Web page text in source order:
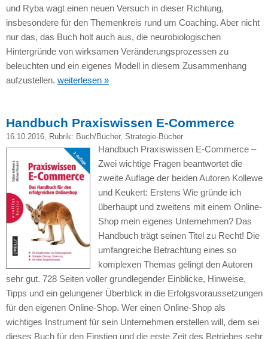
und Ryba wagt einen neuen Versuch in dieser Richtung,
insbesondere für den Themenkreis rund um Coaching. Aber nicht
nur das, das Buch holt auch aus, die neurobiologischen
Hintergründe von wirksamen Veränderungsprozessen zu
beleuchten und ein eigenes Modell in diesem Zusammenhang
aufzustellen. weiterlesen »
Handbuch Praxiswissen E-Commerce
16.10.2016, Rubrik: Buch/Bücher, Strategie-Bücher
Handbuch Praxiswissen E-Commerce –
Zwei wichtige Fragen beantwortet die
zweite Auflage der beiden Autoren Kollewe
und Keukert: Erstens Wie gründe ich
überhaupt und zweitens mit einem Online-
Shop mein eigenes Unternehmen? Das
Handbuch trägt seinen Titel zu Recht! Die
umfangreiche Betrachtung eines so
komplexen Themas gelingt den Autoren
sehr gut. 728 Seiten voller grundlegender Einblicke, Hinweise,
Tipps und ein gelungener Überblick in die Erfolgsvoraussetzungen
für den eigenen Online-Shop. Wer einen Online-Shop als
wichtiges Instrument für sein Unternehmen erstellen will, dem sei
dieses Buch für den Einstieg und die erste Zeit des Betriebes sehr